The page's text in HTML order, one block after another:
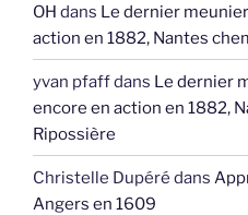
OH dans Le dernier
action en 1882, Nantes
yvan pfaffdans Le dernier
encore en action en 1882,
Ripossière
Christelle Dupéré dans
Angers en 1609